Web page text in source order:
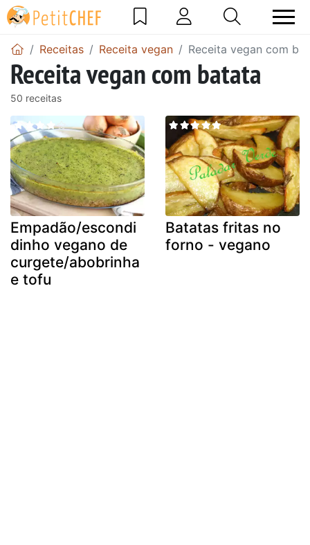
Receitas Receita vegan Receita vegan com
Receita vegan com batata
50 receitas
Empadão/escondi
dinho vegano de
curgete/abobrinha
e tofu
Batatas fritas no
forno - vegano